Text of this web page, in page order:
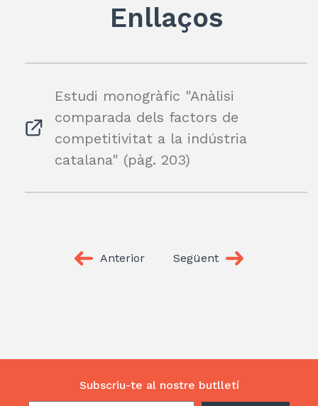
p
Enllaços
Estudi monogràfic "Anàlisi
comparada dels factors de
competitivitat a la indústria
catalana" (pàg. 203)
Anterior Següent
Subscriu-te al nostre butlletí